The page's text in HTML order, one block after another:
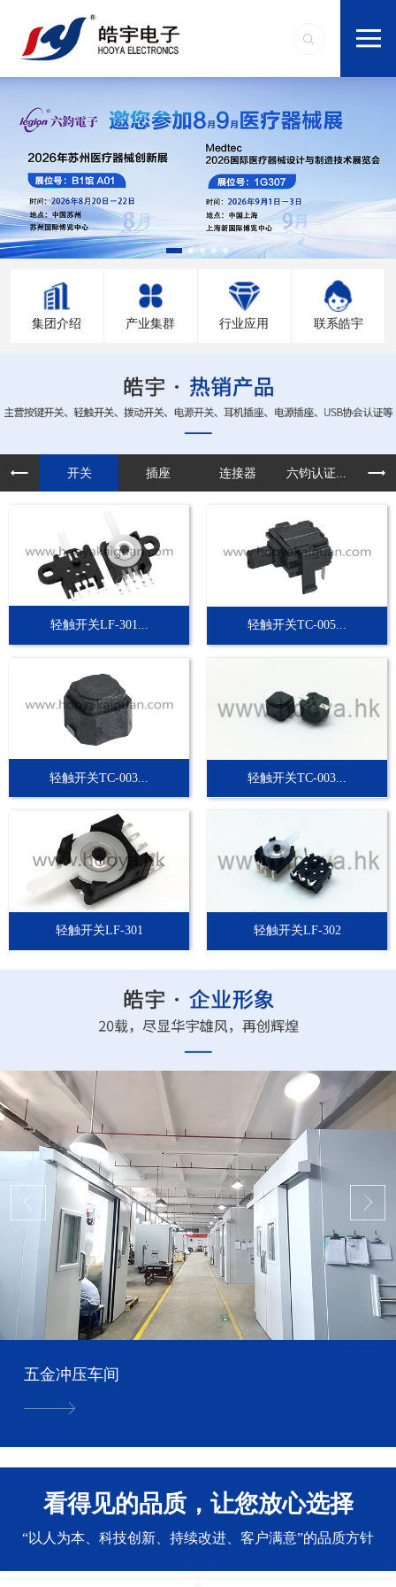
集团介绍 产业集群 行业应用 联系皓宇
开关 插座 连接器 六钧认证... 定
轻触开关LF-301... 轻触开关TC-005...
轻触开关TC-003... 轻触开关TC-003...
轻触开关LF-301 轻触开关LF-302
五金冲压车间
看得见的品质，让您放心选择
“以人为本、科技创新、持续改进、客户满意”的品质方针